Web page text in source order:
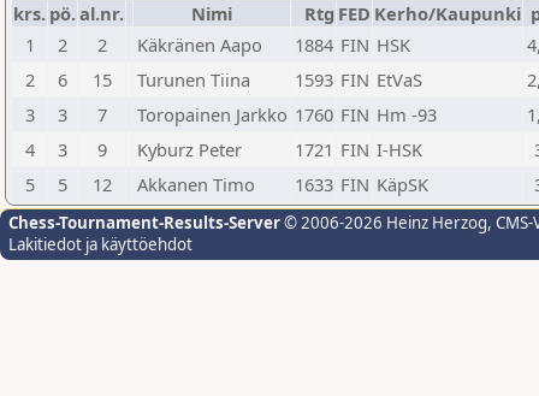
krs. pö.al.nr. Nimi Rtg FED Kerho/Kaupunki
1
2 2 Käkränen Aapo 1884 FIN HSK
2
6 15 Turunen Tiina 1593 FIN EtVaS
3
3 7 Toropainen Jarkko 1760 FIN Hm -93
4
3 9 Kyburz Peter 1721 FIN I-HSK
5
5 12 Akkanen Timo 1633 FIN KäpSK
Chess-Tournament-Results-Server© 2006-2026 Heinz Herzog,
Lakitiedot ja käyttöehdot